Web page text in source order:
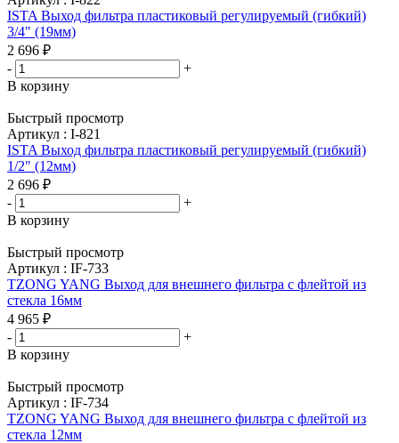
ISTA Выход фильтра пластиковый регулируемый (гибкий)
3/4" (19мм)
2 696 ₽
-
+
В корзину
Быстрый просмотр
Артикул : I-821
ISTA Выход фильтра пластиковый регулируемый (гибкий)
1/2" (12мм)
2 696 ₽
-
+
В корзину
Быстрый просмотр
Артикул : IF-733
TZONG YANG Выход для внешнего фильтра с флейтой из
стекла 16мм
4 965 ₽
-
+
В корзину
Быстрый просмотр
Артикул : IF-734
TZONG YANG Выход для внешнего фильтра с флейтой из
стекла 12мм